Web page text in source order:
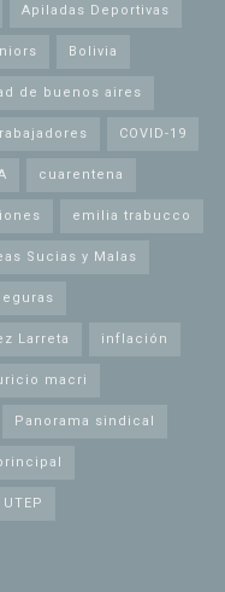
Apiladas Deportivas
Bolivia
de buenos aires
COVID-19
cuarentena
emilia trabucco
Sucias y Malas
Larreta inflación
macri
Panorama sindical
UTEP